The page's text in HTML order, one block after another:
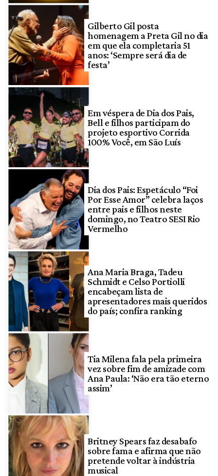
Gilberto Gil posta
homenagem a Preta Gil no dia
em que ela completaria 51
anos: ‘Sempre será dia de
festa’
Em véspera de Dia dos Pais,
Bell e filhos participam do
projeto esportivo Corrida
100% Você, em São Luís
Dia dos Pais: Espetáculo “Foi
Por Esse Amor” celebra laços
entre pais e filhos neste
domingo, no Teatro SESI Rio
Vermelho
Ana Maria Braga, Tadeu
Schmidt e Celso Portiolli
encabeçam lista de
apresentadores mais queridos
do país; confira ranking
Tia Milena fala pela primeira
vez sobre fim de amizade com
Ana Paula: ‘Não era tão eterno
assim’
Britney Spears faz desabafo
sobre fama e afirma que não
pretende voltar à indústria
musical